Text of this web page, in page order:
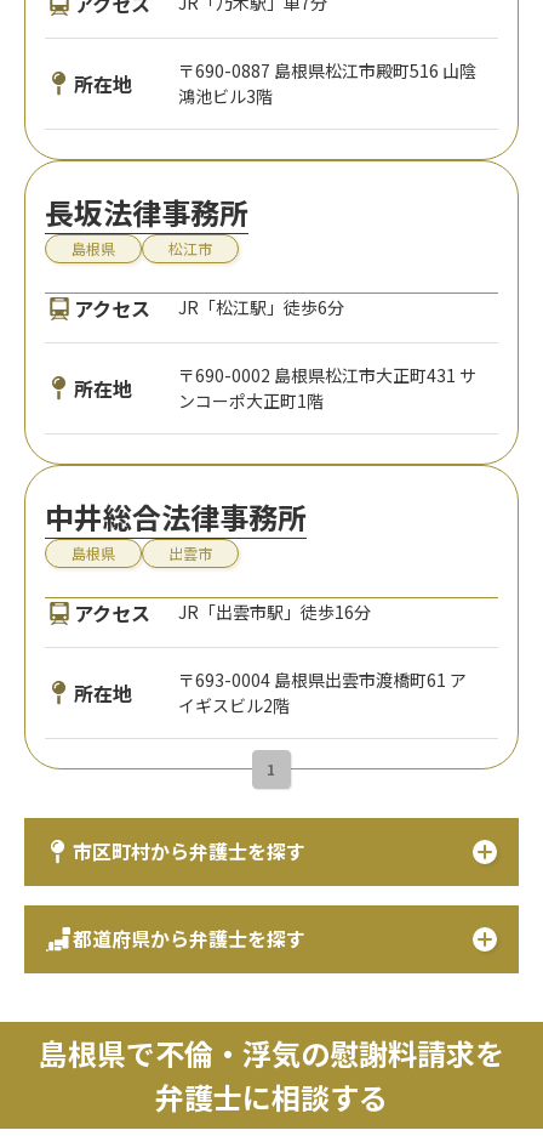
所在地
〒690-0887 島根県松江市殿町516 山陰
鴻池ビル3階
長坂法律事務所
島根県 松江市
アクセス JR「松江駅」徒歩6分
所在地
〒690-0002 島根県松江市大正町431 サ
ンコーポ大正町1階
中井総合法律事務所
島根県 出雲市
アクセス JR「出雲市駅」徒歩16分
所在地
〒693-0004 島根県出雲市渡橋町61 ア
イギスビル2階
1
市区町村から弁護士を探す
都道府県から弁護士を探す
島根県で不倫・浮気の慰謝料請求を
弁護士に相談する